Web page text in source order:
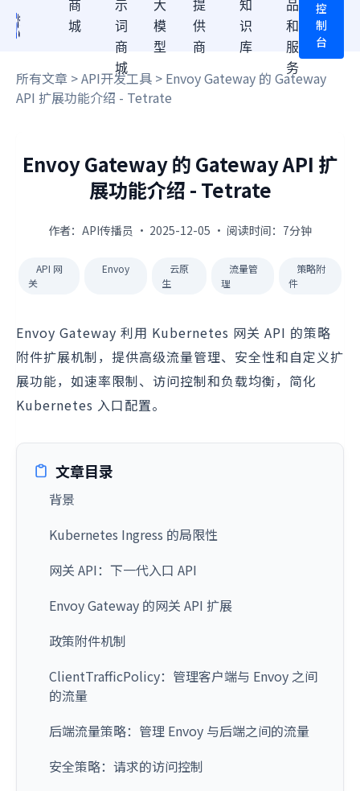
商
城
示
词
商
城
大
模
型
提
供
商
知
识
库
品
和
服
务
控
制
台
所有文章 >API开发工具 > Envoy Gateway 的 Gateway
API 扩展功能介绍 - Tetrate
Envoy Gateway 的 Gateway API 扩
展功能介绍 - Tetrate
作者：API传播员 · 2025-12-05 · 阅读时间：7分钟
API 网
关
Envoy
云原
生
流量管
理
策略附
件
Envoy Gateway 利用 Kubernetes 网关 API 的策略
附件扩展机制，提供高级流量管理、安全性和自定义扩
展功能，如速率限制、访问控制和负载均衡，简化
Kubernetes 入口配置。
文章目录
背景
Kubernetes Ingress 的局限性
网关 API：下一代入口 API
Envoy Gateway 的网关 API 扩展
政策附件机制
ClientTrafficPolicy：管理客户端与 Envoy 之间
的流量
后端流量策略：管理 Envoy 与后端之间的流量
安全策略：请求的访问控制